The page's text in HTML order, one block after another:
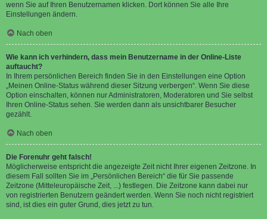
wenn Sie auf Ihren Benutzernamen klicken. Dort können Sie alle Ihre
Einstellungen ändern.
Nach oben
Wie kann ich verhindern, dass mein Benutzername in der Online-Liste
auftaucht?
In Ihrem persönlichen Bereich finden Sie in den Einstellungen eine Option
„Meinen Online-Status während dieser Sitzung verbergen“. Wenn Sie diese
Option einschalten, können nur Administratoren, Moderatoren und Sie selbst
Ihren Online-Status sehen. Sie werden dann als unsichtbarer Besucher
gezählt.
Nach oben
Die Forenuhr geht falsch!
Möglicherweise entspricht die angezeigte Zeit nicht Ihrer eigenen Zeitzone. In
diesem Fall sollten Sie im „Persönlichen Bereich“ die für Sie passende
Zeitzone (Mitteleuropäische Zeit, ...) festlegen. Die Zeitzone kann dabei nur
von registrierten Benutzern geändert werden. Wenn Sie noch nicht registriert
sind, ist dies ein guter Grund, dies jetzt zu tun.